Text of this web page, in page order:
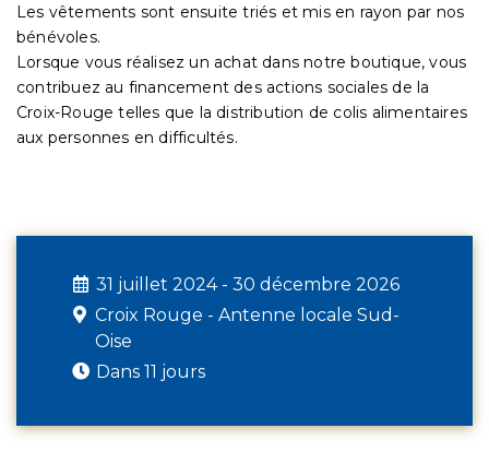
Les vêtements sont ensuite triés et mis en rayon par nos
bénévoles.
Lorsque vous réalisez un achat dans notre boutique, vous
contribuez au financement des actions sociales de la
Croix-Rouge telles que la distribution de colis alimentaires
aux personnes en difficultés.
31 juillet 2024 - 30 décembre 2026
Croix Rouge - Antenne locale Sud-
Oise
Dans 11 jours